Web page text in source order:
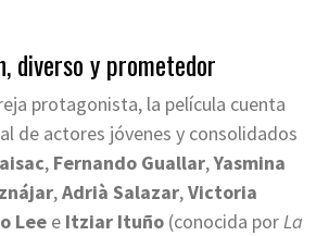
diverso y prometedor
protagonista, la película cuenta
de actores jóvenes y consolidados
, Fernando Guallar,Yasmina
,Adrià Salazar,Victoria
Lee e Itziar Ituño (conocida porLa